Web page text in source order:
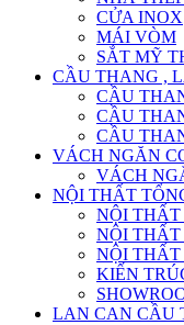
CỬA INOX
MÁI VÒM
SẮT MỸ
CẦU THANG ,
CẦU
CẦU
CẦU
VÁCH NGĂN
VÁCH
NỘI THẤT
NỘI THẤT
NỘI THẤT
NỘI THẤT
KIẾN
LAN CAN CẦU